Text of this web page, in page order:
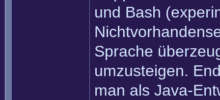
und Bash
Sprache
umzusteigen.
man als Java-